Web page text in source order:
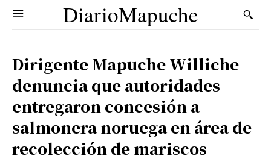
DiarioMapuche
Dirigente Mapuche Williche
denuncia que autoridades
entregaron concesión a
salmonera noruega en área de
recolección de mariscos